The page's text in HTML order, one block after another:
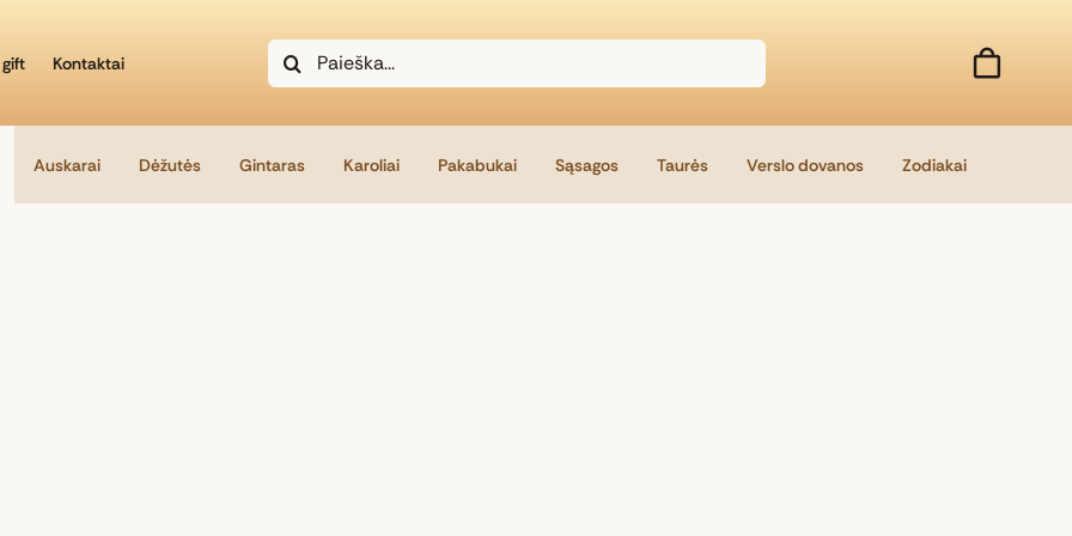
Kontaktai
Search
for:
Auskarai Dėžutės Gintaras Karoliai Pakabukai Sąsagos Taurės Verslo dovanos Zodiakai